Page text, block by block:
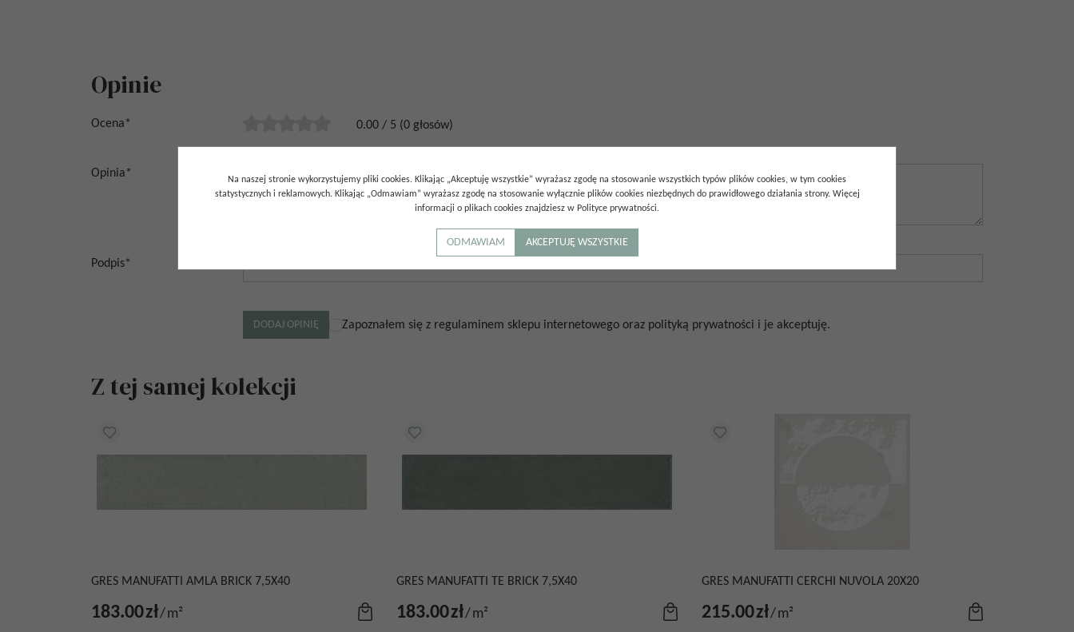
Opinie
Ocena* 0.00 / 5 (0 głosów)
Opinia*
Podpis*
Zapoznałem się z regulaminem sklepu internetowego oraz polityką prywatności i je akceptuję.
Z tej samej kolekcji
GRES MANUFATTI AMLA BRICK 7,5X40
183.00zł/m²
GRES MANUFATTI TE BRICK 7,5X40
183.00zł/m²
GRES MANUFATTI CERCHI NUVOLA 20X20
215.00zł/m²
Na naszej stronie wykorzystujemy pliki cookies. Klikając „Akceptuję wszystkie” wyrażasz zgodę na stosowanie wszystkich typów plików cookies, w tym cookies
statystycznych i reklamowych. Klikając „Odmawiam” wyrażasz zgodę na stosowanie wyłącznie plików cookies niezbędnych do prawidłowego działania strony. Więcej
informacji o plikach cookies znajdziesz w Polityce prywatności.
ODMAWIAM AKCEPTUJĘ WSZYSTKIE